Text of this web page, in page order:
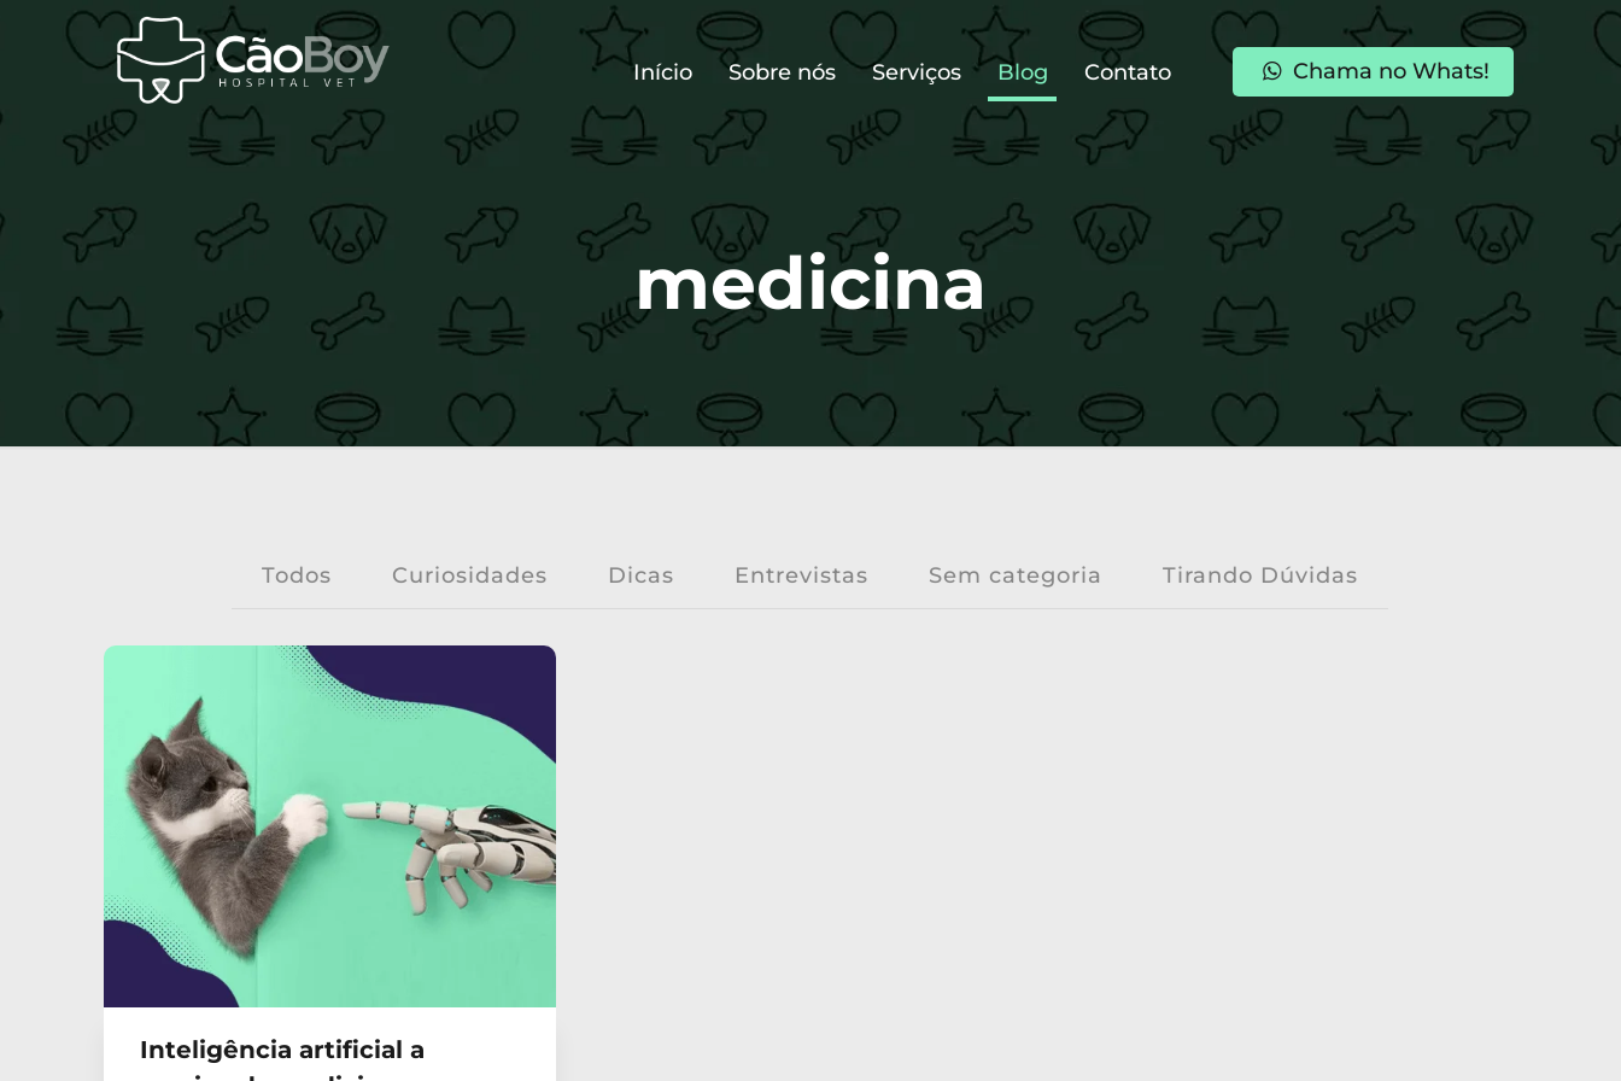
Início Sobre nós Serviços Blog Contato Chama no Whats!
medicina
Todos Curiosidades Dicas Entrevistas Sem categoria Tirando Dúvidas
Inteligência artificial a